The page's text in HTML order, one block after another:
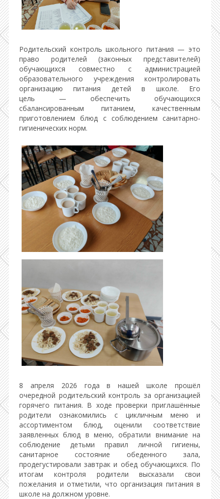
Родительский контроль школьного питания — это
право родителей (законных представителей)
обучающихся совместно с администрацией
образовательного учреждения контролировать
организацию питания детей в школе. Его
цель — обеспечить обучающихся
сбалансированным питанием, качественным
приготовлением блюд с соблюдением санитарно-
гигиенических норм.
8 апреля 2026 года в нашей школе прошёл
очередной родительский контроль за организацией
горячего питания. В ходе проверки приглашённые
родители ознакомились с цикличным меню и
ассортиментом блюд, оценили соответствие
заявленных блюд в меню, обратили внимание на
соблюдение детьми правил личной гигиены,
санитарное состояние обеденного зала,
продегустировали завтрак и обед обучающихся. По
итогам контроля родители высказали свои
пожелания и отметили, что организация питания в
школе на должном уровне.